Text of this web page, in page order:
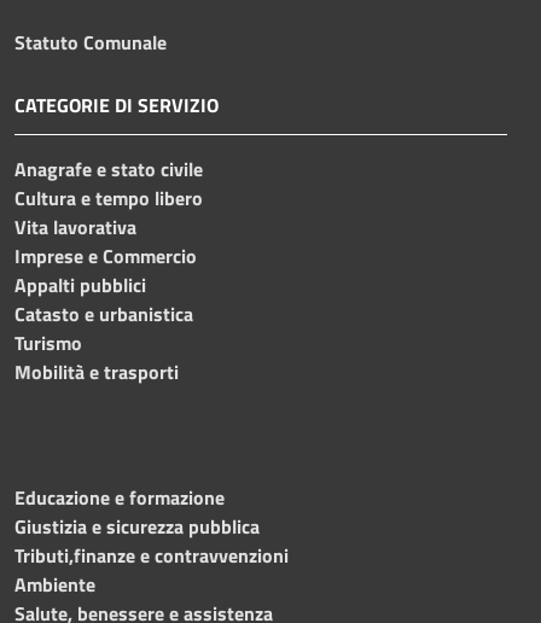
Statuto Comunale
CATEGORIE DI SERVIZIO
Anagrafe e stato civile
Cultura e tempo libero
Vita lavorativa
Imprese e Commercio
Appalti pubblici
Catasto e urbanistica
Turismo
Mobilità e trasporti
Educazione e formazione
Giustizia e sicurezza pubblica
Tributi,finanze e contravvenzioni
Ambiente
Salute, benessere e assistenza